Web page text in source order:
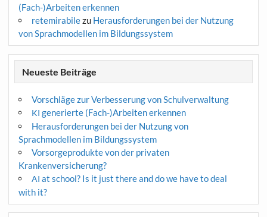
(Fach-)Arbeiten erkennen
retemirabilezu Herausforderungen bei der Nutzung
von Sprachmodellen im Bildungssystem
Neueste Beiträge
Vorschläge zur Verbesserung von Schulverwaltung
KI generierte (Fach-)Arbeiten erkennen
Herausforderungen bei der Nutzung von
Sprachmodellen im Bildungssystem
Vorsorgeprodukte von der privaten
Krankenversicherung?
AI at school? Is it just there and do we have to deal
with it?